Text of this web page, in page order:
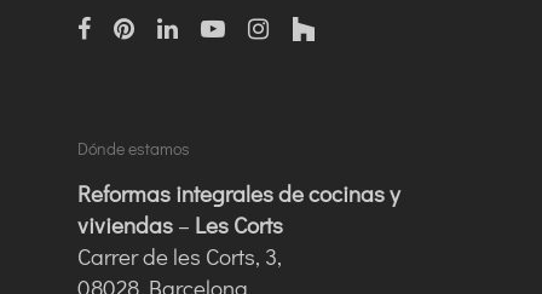
facebook
pinterestlinkedinYoutubeinstagram
houzz
Dónde estamos
Reformas integrales de cocinas y
viviendas – Les Corts
Carrer de les Corts, 3,
08028 Barcelona